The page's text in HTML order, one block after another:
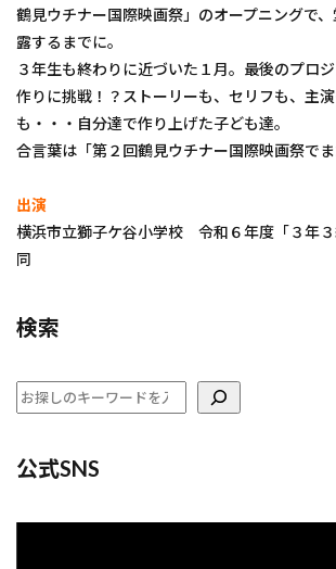
鶴見ウチナー国際映画祭」のオープニングで
露するまでに。
３年生も終わりに近づいた１月。最後のプロ
作りに挑戦！？ストーリーも、セリフも、主
も・・・自分達で作り上げた子ども達。
合言葉は「第２回鶴見ウチナー国際映画祭でま
出演
横浜市立獅子ケ谷小学校 令和６年度「３年
同
検索
公式SNS